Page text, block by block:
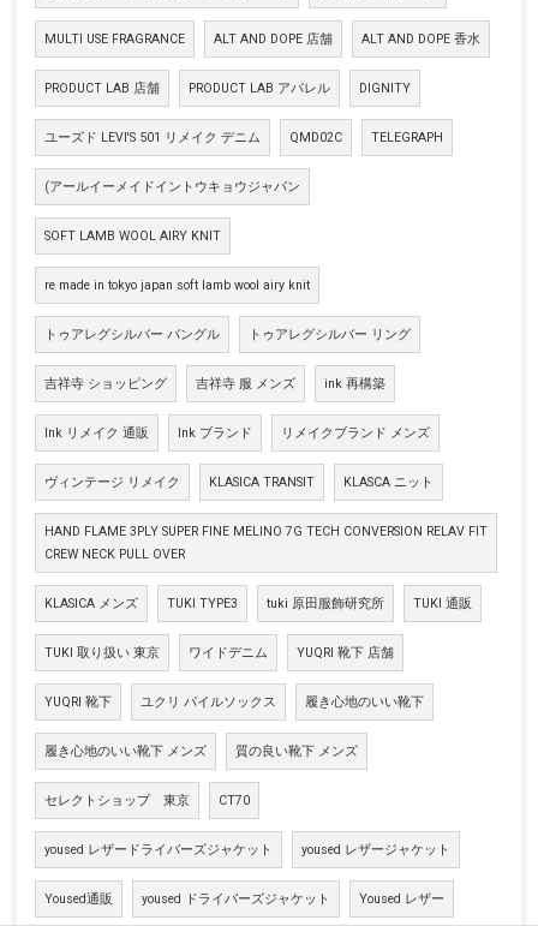
MULTI USE FRAGRANCE ALT AND DOPE 店舗 ALT AND DOPE 香水
PRODUCT LAB 店舗 PRODUCT LAB アパレル DIGNITY
ユーズド LEVI'S 501 リメイク デニム QMD02C TELEGRAPH
(アールイーメイドイントウキョウジャパン
SOFT LAMB WOOL AIRY KNIT
re made in tokyo japan soft lamb wool airy knit
トゥアレグシルバー バングル トゥアレグシルバー リング
吉祥寺 ショッピング 吉祥寺 服 メンズ ink 再構築
Ink リメイク 通販 Ink ブランド リメイクブランド メンズ
ヴィンテージ リメイク KLASICA TRANSIT KLASCA ニット
HAND FLAME 3PLY SUPER FINE MELINO 7G TECH CONVERSION RELAV FIT
CREW NECK PULL OVER
KLASICA メンズ TUKI TYPE3 tuki 原田服飾研究所 TUKI 通販
TUKI 取り扱い 東京 ワイドデニム YUQRI 靴下 店舗
YUQRI 靴下 ユクリ パイルソックス 履き心地のいい靴下
履き心地のいい靴下 メンズ 質の良い靴下 メンズ
セレクトショップ 東京 CT70
yoused レザードライバーズジャケット yoused レザージャケット
Yoused通販 yoused ドライバーズジャケット Yoused レザー